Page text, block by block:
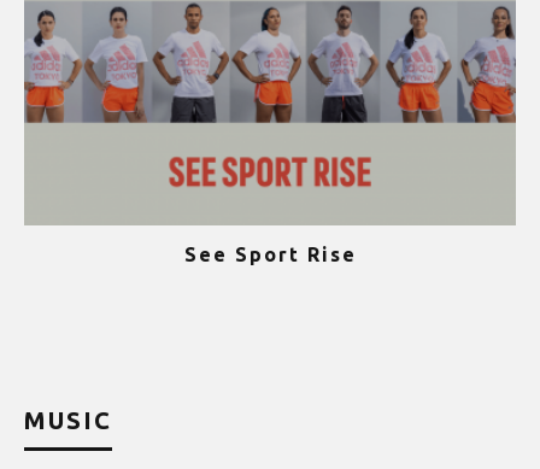
See Sport Rise
MUSIC